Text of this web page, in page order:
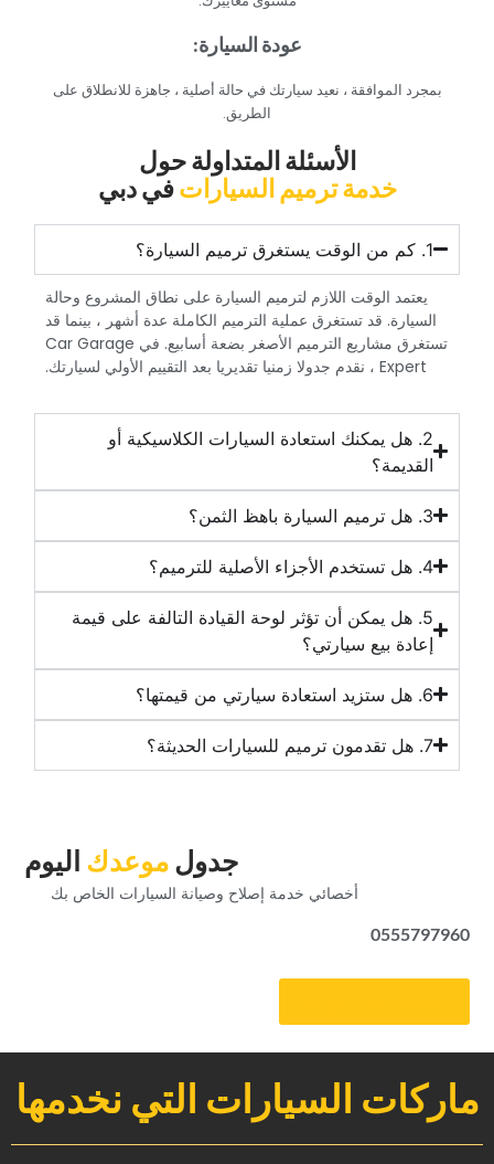
‏عودة السيارة:‏
‏بمجرد الموافقة ، نعيد سيارتك في حالة أصلية ، جاهزة للانطلاق على
الطريق.‏
‏الأسئلة المتداولة حول‏
‏خدمة ترميم السيارات‏‏في دبي‏
‏يعتمد الوقت اللازم لترميم السيارة على نطاق المشروع وحالة
السيارة. قد تستغرق عملية الترميم الكاملة عدة أشهر ، بينما قد
تستغرق مشاريع الترميم الأصغر بضعة أسابيع. في Car Garage
Expert ، نقدم جدولا زمنيا تقديريا بعد التقييم الأولي لسيارتك.‏
‏2. هل يمكنك استعادة السيارات الكلاسيكية أو
القديمة؟‏
‏4. هل تستخدم الأجزاء الأصلية للترميم؟‏
‏5. هل يمكن أن تؤثر لوحة القيادة التالفة على قيمة
إعادة بيع سيارتي؟‏
‏7. هل تقدمون ترميم للسيارات الحديثة؟‏
‏جدول‏‏موعدك‏ ‏اليوم‏
‏أخصائي خدمة إصلاح وصيانة السيارات الخاص بك‏
0555797960
ماركات السيارات التي نخدمها